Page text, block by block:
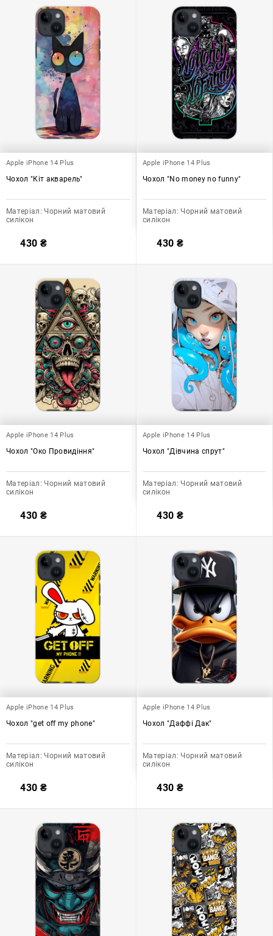
Apple iPhone 14 Plus
Чохол "Кіт акварель"
Матеріал: Чорний матовий
силікон
430 ₴
Apple iPhone 14 Plus
Чохол "No money no funny"
Матеріал: Чорний матовий
силікон
430 ₴
Apple iPhone 14 Plus
Чохол "Око Провидіння"
Матеріал: Чорний матовий
силікон
430 ₴
Apple iPhone 14 Plus
Чохол "Дівчина спрут"
Матеріал: Чорний матовий
силікон
430 ₴
Apple iPhone 14 Plus
Чохол "get off my phone"
Матеріал: Чорний матовий
силікон
430 ₴
Apple iPhone 14 Plus
Чохол "Даффі Дак"
Матеріал: Чорний матовий
силікон
430 ₴